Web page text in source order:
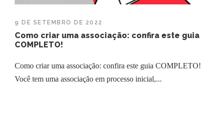
9 DE SETEMBRO DE 2022
Como criar uma associação: confira este guia
COMPLETO!
Como criar uma associação: confira este guia COMPLETO!
Você tem uma associação em processo inicial,...